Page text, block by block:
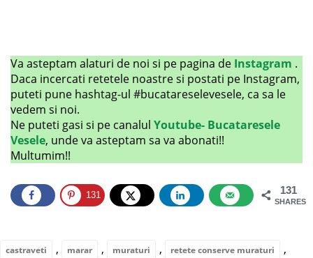
Va asteptam alaturi de noi si pe pagina de Instagram .
Daca incercati retetele noastre si postati pe Instagram,
puteti pune hashtag-ul #bucatareselevesele, ca sa le
vedem si noi.
Ne puteti gasi si pe canalul Youtube- Bucataresele
Vesele, unde va asteptam sa va abonati!!
Multumim!!
131
SHARES
131
castraveti , marar , muraturi , retete conserve muraturi ,